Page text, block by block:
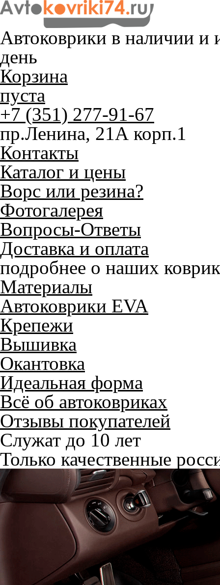
Автоковрики в наличии и
день
Корзина
пуста
+7 (351) 277-91-67
пр.Ленина, 21А корп.1
Контакты
Каталог и цены
Ворс или резина?
Фотогалерея
Вопросы-Ответы
Доставка и оплата
подробнее о наших
Материалы
Автоковрики EVA
Крепежи
Вышивка
Окантовка
Идеальная форма
Всё об автоковриках
Отзывы покупателей
Служат до 10 лет
Только качественные